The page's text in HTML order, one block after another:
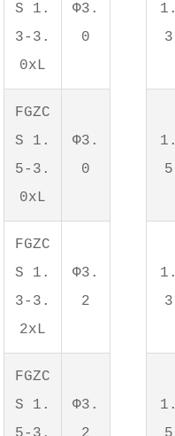
S 1.
3-3.
0xL
Φ3.
0
1.
3
FGZC
S 1.
5-3.
0xL
Φ3.
0
1.
5
FGZC
S 1.
3-3.
2xL
Φ3.
2
1.
3
FGZC
S 1.
Φ3.
1.